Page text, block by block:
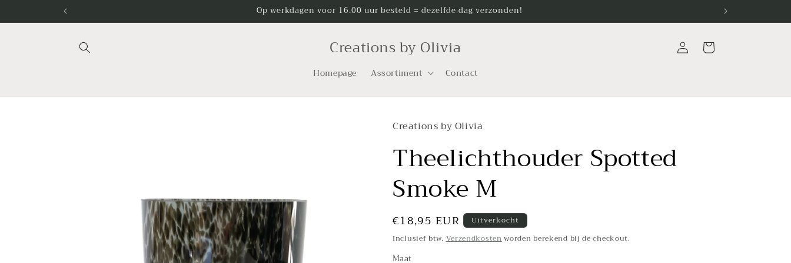
content
Op werkdagen voor 16.00 uur besteld = dezelfde dag verzonden!
Creations by Olivia
Homepage Assortiment Contact
Inloggen
Winkelwagen
Creations by Olivia
Theelichthouder Spotted
Smoke M
Normale
prijs
€18,95 EUR
Uitverkocht
Inclusief btw.Verzendkostenworden berekend bij de checkout.
Maat